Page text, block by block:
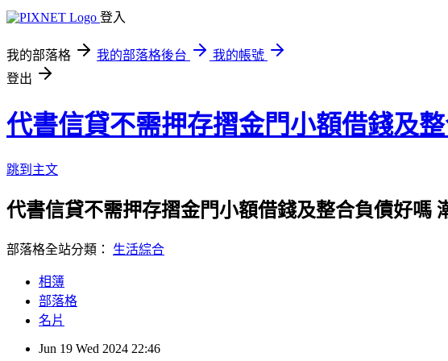
登入
我的部落格 我的部落格後台
我的帳號
登出
代書信貸不需押存摺金門小額借錢及
跳到主文
代書信貸不需押存摺金門小額借錢及整合負債好嗎
部落格全站分類： 生活綜合
相簿
部落格
名片
Jun 19 Wed 2024 22:46